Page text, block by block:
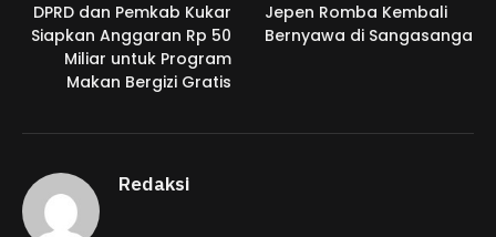
DPRD dan Pemkab Kukar
Siapkan Anggaran Rp 50
Miliar untuk Program
Makan Bergizi Gratis
Jepen Romba Kembali
Bernyawa di Sangasanga
Redaksi